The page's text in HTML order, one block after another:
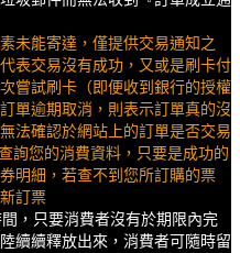
未能寄達，僅提供交易通知之
表交易沒有成功，又或是刷卡付
嘗試刷卡（即便收到銀行的授權
單逾期取消，則表示訂單真的沒
法確認於網站上的訂單是否交易
詢您的消費資料，只要是成功的
明細，若查不到您所訂購的票
訂票
，只要消費者沒有於期限內完
續續釋放出來，消費者可隨時留